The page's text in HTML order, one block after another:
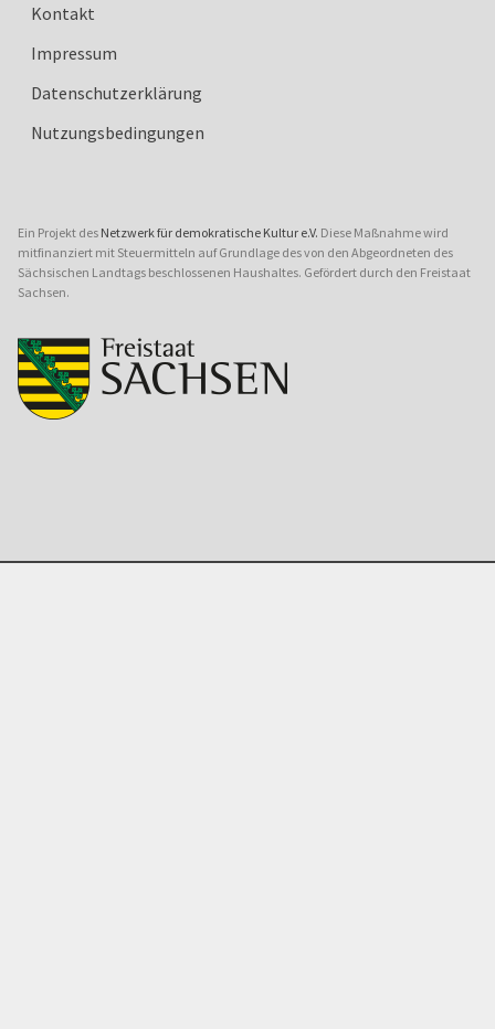
Kontakt
Impressum
Datenschutzerklärung
Nutzungsbedingungen
Ein Projekt des Netzwerk für demokratische Kultur e.V. Diese Maßnahme wird
mitfinanziert mit Steuermitteln auf Grundlage des von den Abgeordneten des
Sächsischen Landtags beschlossenen Haushaltes. Gefördert durch den Freistaat
Sachsen.